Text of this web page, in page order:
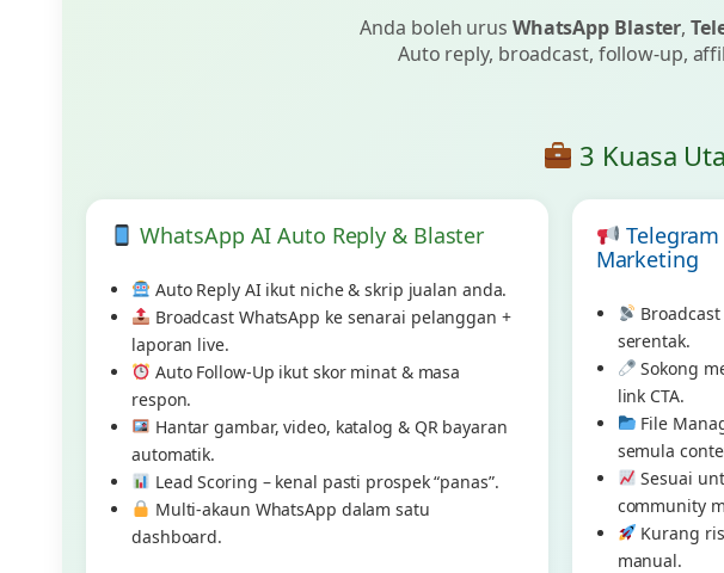
Anda boleh urus WhatsApp Blaster,
Auto reply, broadcast, follow-up,
3 Kuasa
WhatsApp AI Auto Reply & Blaster
Auto Reply AI ikut niche & skrip jualan anda.
Broadcast WhatsApp ke senarai pelanggan +
laporan live.
Auto Follow-Up ikut skor minat & masa
respon.
Hantar gambar, video, katalog & QR bayaran
automatik.
Lead Scoring – kenal pasti prospek “panas”.
Multi-akaun WhatsApp dalam satu
dashboard.
Marketing
serentak.
Sokong
link CTA.
File
semula
Sesuai
community
Kurang
manual.